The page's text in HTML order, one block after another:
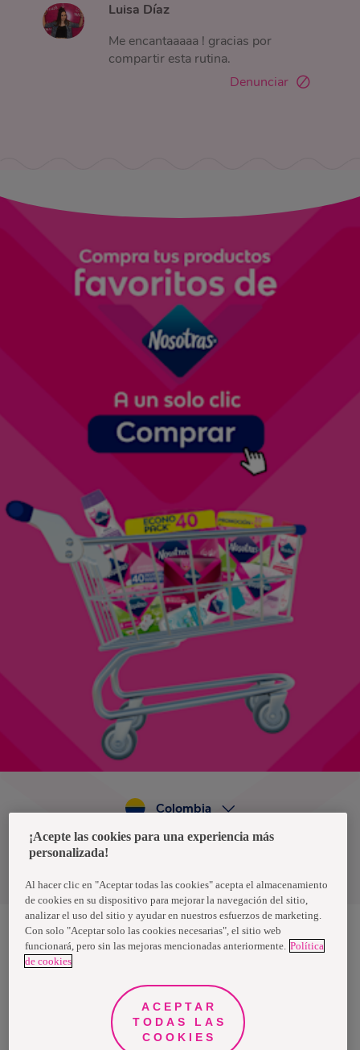
Luisa Díaz
Me encantaaaaa ! gracias por
compartir esta rutina.
Denunciar
Política de privacidad de datos
Colombia
Nosotras, una marca de Essity - una compañía global líder en
higiene y salud. Cada día, mil millones de personas, en todo el
propósito es romper barreras por el bienestar en beneficio de
consumidores, pacientes, cuidadores, clientes y la sociedad en
general. Vendemos en aproximadamente 150 países bajo las
principales marcas globales TENA y Tork, así como otras marcas
como Actimove, Cutimed, JOBST, Knix, Leukoplast, Libero, Libresse,
Lotus, Modibodi, Nosotras, Saba, Tempo, TOM Organic y Zewa. En
¡Acepte las cookies para una experiencia más
personalizada!
Al hacer clic en "Aceptar todas las cookies" acepta el almacenamiento
de cookies en su dispositivo para mejorar la navegación del sitio,
analizar el uso del sitio y ayudar en nuestros esfuerzos de marketing.
Con solo "Aceptar solo las cookies necesarias", el sitio web
funcionará, pero sin las mejoras mencionadas anteriormente. Política
de cookies
ACEPTAR
TODAS LAS
COOKIES